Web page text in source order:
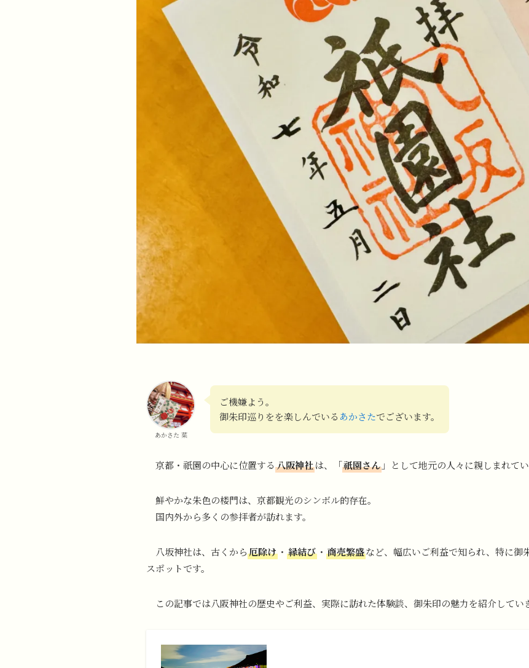
あかさた 菜
ご機嫌よう。
御朱印巡りをを楽しんでいる あかさたでございます。
京都・祇園の中心に位置する 八阪神社は、「祇園さん 」として地元の人々に親しまれて
鮮やかな朱色の楼門は、京都観光のシンボル的存在。
国内外から多くの参拝者が訪れます。
八坂神社は、古くから厄除け ・ 縁結び ・ 商売繁盛など、幅広いご利益で知られ、特に御
スポットです。
この記事では八阪神社の歴史やご利益、実際に訪れた体験談、御朱印の魅力を紹介してい